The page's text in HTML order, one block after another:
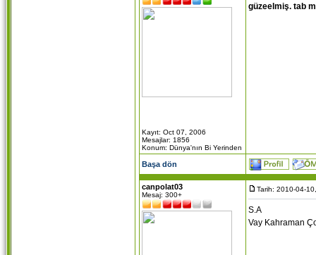
Kayıt: Oct 07, 2006
Mesajlar: 1856
Konum: Dünya'nın Bi Yerinden
güzeelmiş. tab
Başa dön
canpolat03
Mesaj: 300+
Tarih: 2010-04-
S.A
Vay Kahraman